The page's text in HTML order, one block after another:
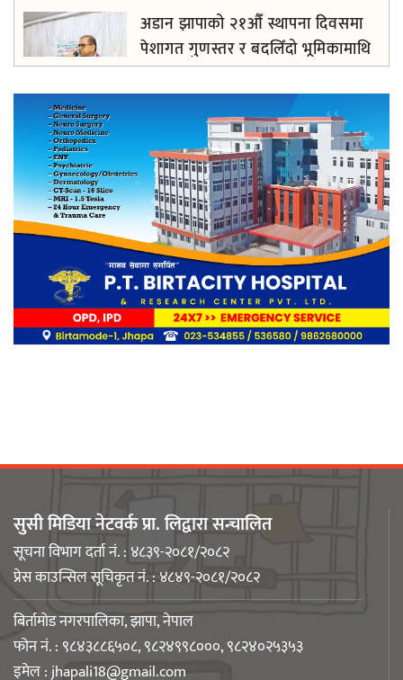
अडान झापाको २१औँ स्थापना दिवसमा
पेशागत गुणस्तर र बदलिँदो भूमिकामाथि
अन्तरक्रिया
आगलागीबाट प्रभावित शेयर सदस्यलाई
सहाराले उपलब्ध गरायाे राहत
लिङ्कन मन्टेश्वरीमा खिर दिवस मनाइयो
नेपाली युवा उद्यमी मञ्च झापाको अध्यक्षमा
मिजास पोखरेल
सुसी मिडिया नेटवर्क प्रा. लिद्वारा सन्चालित
सूचना विभाग दर्ता नं. : ४८३९-२०८१/२०८२
प्रेस काउन्सिल सूचिकृत नं. : ४८४९-२०८१/२०८२
बिर्तामोड नगरपालिका, झापा, नेपाल
फोन नं. : ९८४३८८६५०८, ९८२४९९८०००, ९८२४०२५३५३
इमेल :jhapali18@gmail.com